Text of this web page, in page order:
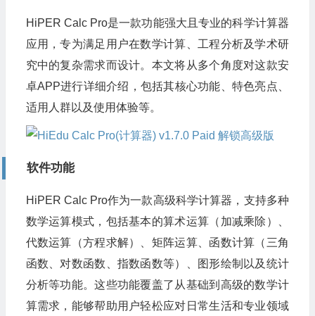
HiPER Calc Pro是一款功能强大且专业的科学计算器
应用，专为满足用户在数学计算、工程分析及学术研
究中的复杂需求而设计。本文将从多个角度对这款安
卓APP进行详细介绍，包括其核心功能、特色亮点、
适用人群以及使用体验等。
软件功能
HiPER Calc Pro作为一款高级科学计算器，支持多种
数学运算模式，包括基本的算术运算（加减乘除）、
代数运算（方程求解）、矩阵运算、函数计算（三角
函数、对数函数、指数函数等）、图形绘制以及统计
分析等功能。这些功能覆盖了从基础到高级的数学计
算需求，能够帮助用户轻松应对日常生活和专业领域